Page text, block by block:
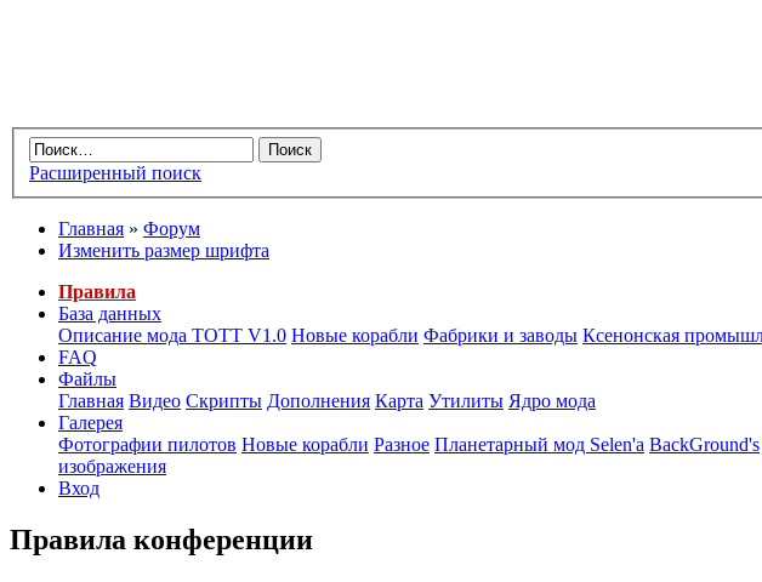
Расширенный поиск
Главная » Форум
Изменить размер шрифта
Правила
База данных
Описание мода ТОТТ V1.0 Новые корабли Фабрики и заводы Ксенонская
FAQ
Файлы
Главная Видео Скрипты Дополнения Карта Утилиты Ядро мода
Галерея
Фотографии пилотов Новые корабли Разное Планетарный мод Selen'a BackGround's
изображения
Вход
Правила конференции